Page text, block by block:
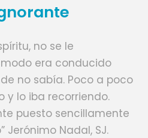
no se le
era conducido
no sabía. Poco a poco
y lo iba recorriendo.
puesto sencillamente
Jerónimo Nadal, SJ.